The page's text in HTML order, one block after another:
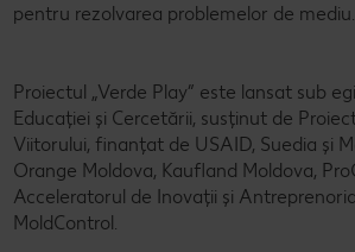
pentru rezolvarea problemelor de mediu.
Proiectul „Verde Play” este lansat sub
Educației și Cercetării, susținut de
Viitorului, finanțat de USAID, Suedia și
Orange Moldova, Kaufland Moldova,
Acceleratorul de Inovații și
MoldControl.